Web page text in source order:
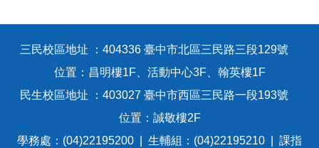
三民校區地址 ：404336 臺中市北區三民路三段129號
位置：昌明樓1F、活動中心3F、翰英樓1F
民生校區地址 ：403027 臺中市西區三民路一段193號
位置：誠敬樓2F
學務處：(04)22195200 | 生輔組：(04)22195210 | 課指